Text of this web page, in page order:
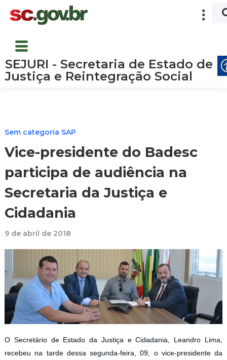
SEJURI - Secretaria de Estado de
Justiça e Reintegração Social
Sem categoria SAP
Vice-presidente do Badesc
participa de audiência na
Secretaria da Justiça e
Cidadania
9 de abril de 2018
O Secretário de Estado da Justiça e Cidadania, Leandro Lima,
recebeu na tarde dessa segunda-feira, 09, o vice-presidente da